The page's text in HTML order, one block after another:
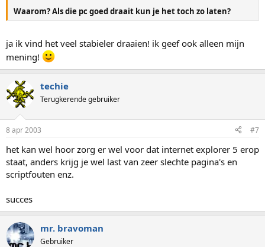
Waarom? Als die pc goed draait kun je het toch zo laten?
ja ik vind het veel stabieler draaien! ik geef ook alleen mijn
mening!
techie
Terugkerende gebruiker
8 apr 2003 #7
het kan wel hoor zorg er wel voor dat internet explorer 5 erop
staat, anders krijg je wel last van zeer slechte pagina's en
scriptfouten enz.
succes
mr. bravoman
Gebruiker